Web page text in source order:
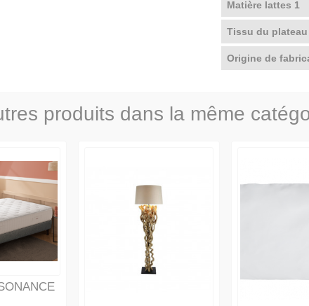
Matière lattes 1
Tissu du plateau
Origine de
produits dans la même